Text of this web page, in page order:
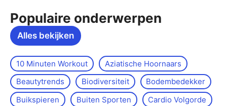
Populaire onderwerpen
Alles bekijken
10 Minuten Workout
Aziatische Hoornaars
Beautytrends
Biodiversiteit
Bodembedekker
Buikspieren
Buiten Sporten
Cardio Volgorde